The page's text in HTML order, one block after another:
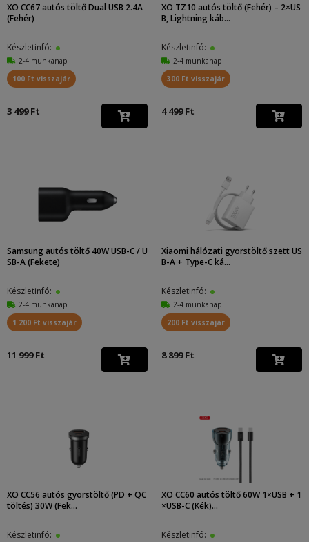
XO CC67 autós töltő Dual USB 2.4A
(Fehér)
Készletinfó:
2-4 munkanap
100 Ft visszajár
3 499 Ft
XO TZ10 autós töltő (Fehér) – 2×US
B, Lightning káb...
Készletinfó:
2-4 munkanap
300 Ft visszajár
4 499 Ft
Samsung autós töltő 40W USB-C / U
SB-A (Fekete)
Készletinfó:
2-4 munkanap
1 200 Ft visszajár
11 999 Ft
Xiaomi hálózati gyorstöltő szett US
B-A + Type-C ká...
Készletinfó:
2-4 munkanap
200 Ft visszajár
8 899 Ft
XO CC56 autós gyorstöltő (PD + QC
töltés) 30W (Fek...
Készletinfó:
XO CC60 autós töltő 60W 1×USB + 1
×USB-C (Kék)...
Készletinfó: